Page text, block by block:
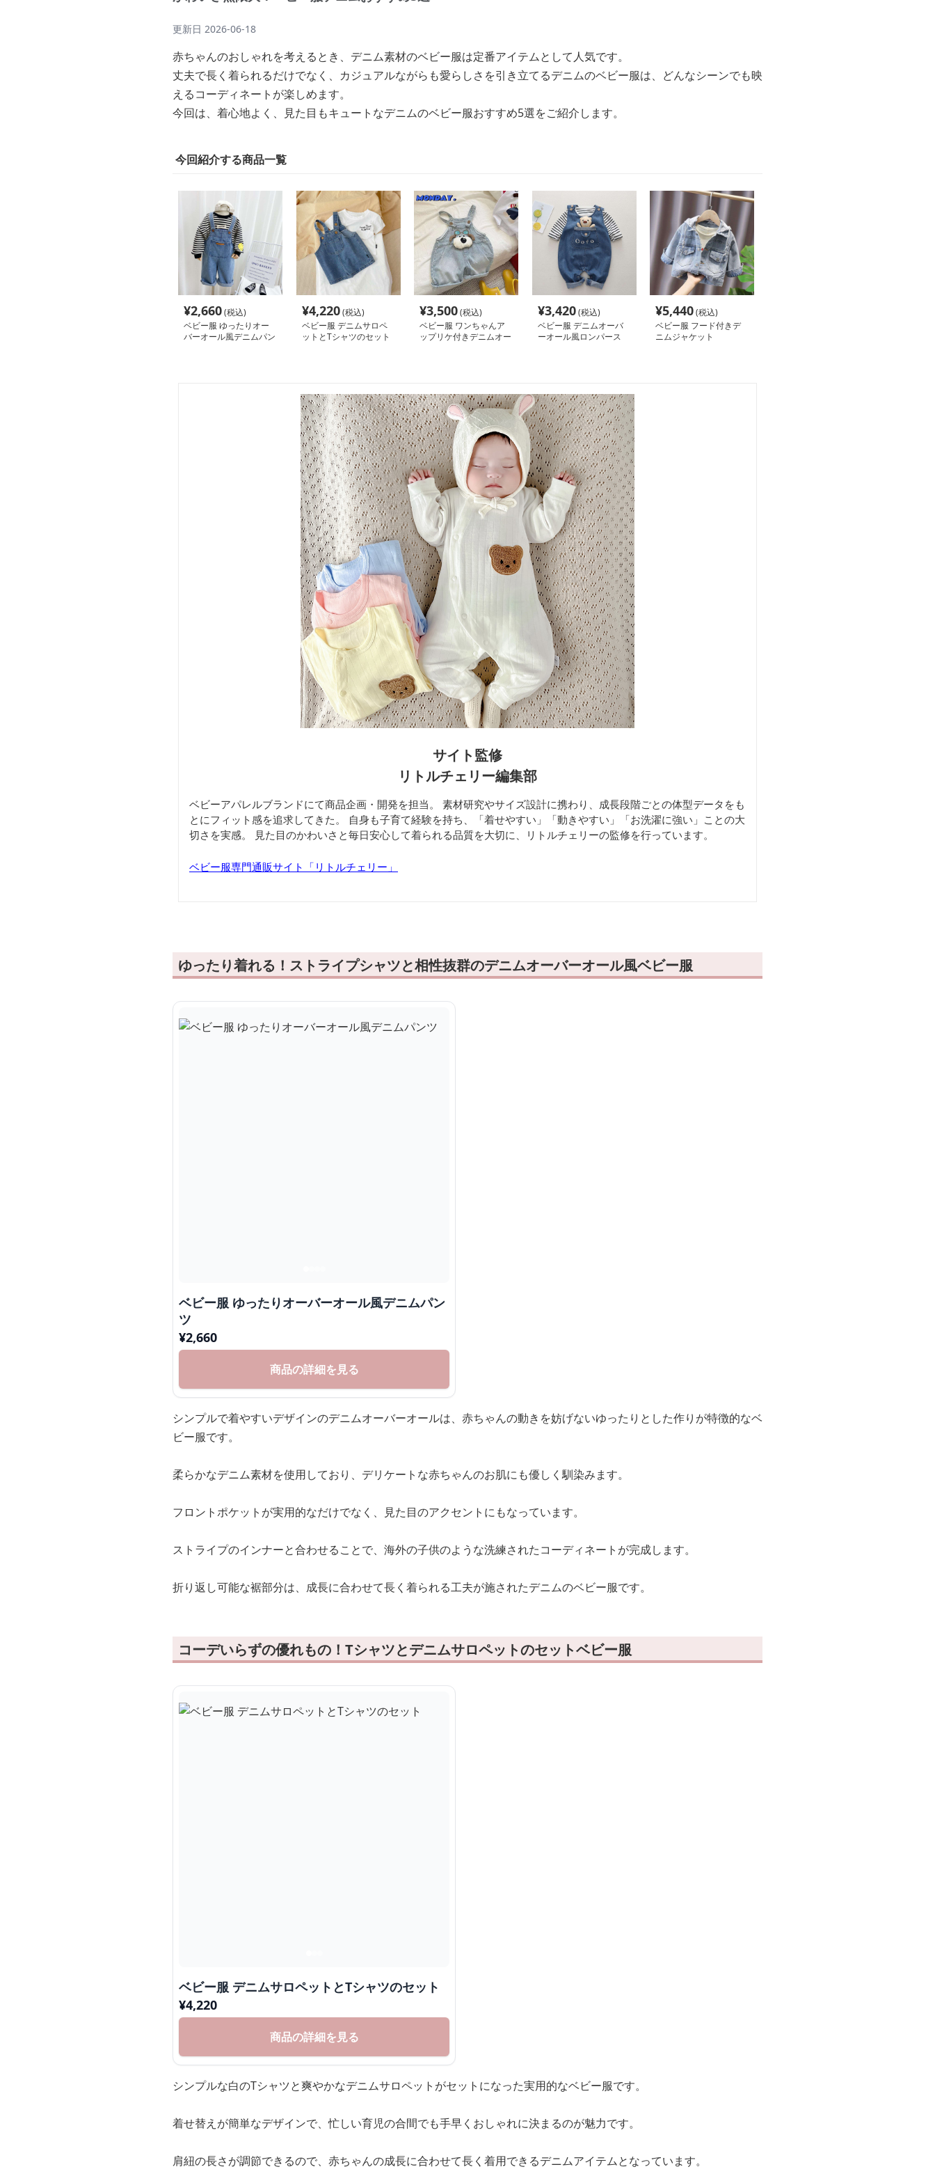
更新日 2026-06-18
赤ちゃんのおしゃれを考えるとき、デニム素材のベビー服は定番アイテムとして人気です。
丈夫で長く着られるだけでなく、カジュアルながらも愛らしさを引き立てるデニムのベビー服は、どんなシーンでも映
えるコーディネートが楽しめます。
今回は、着心地よく、見た目もキュートなデニムのベビー服おすすめ5選をご紹介します。
今回紹介する商品一覧
¥2,660(税込)
ベビー服 ゆったりオー
バーオール風デニムパン
¥4,220(税込)
ベビー服 デニムサロペ
ットとTシャツのセット
¥3,500(税込)
ベビー服 ワンちゃんア
ップリケ付きデニムオー
¥3,420(税込)
ベビー服 デニムオーバ
ーオール風ロンパース
¥5,440(税込)
ベビー服 フード付きデ
ニムジャケット
サイト監修
リトルチェリー編集部
ベビーアパレルブランドにて商品企画・開発を担当。 素材研究やサイズ設計に携わり、成長段階ごとの体型データをも
とにフィット感を追求してきた。 自身も子育て経験を持ち、「着せやすい」「動きやすい」「お洗濯に強い」ことの大
切さを実感。 見た目のかわいさと毎日安心して着られる品質を大切に、リトルチェリーの監修を行っています。
ベビー服専門通販サイト「リトルチェリー」
ゆったり着れる！ストライプシャツと相性抜群のデニムオーバーオール風ベビー服
ベビー服 ゆったりオーバーオール風デニムパン
ツ
¥2,660
商品の詳細を見る
シンプルで着やすいデザインのデニムオーバーオールは、赤ちゃんの動きを妨げないゆったりとした作りが特徴的なベ
ビー服です。
柔らかなデニム素材を使用しており、デリケートな赤ちゃんのお肌にも優しく馴染みます。
フロントポケットが実用的なだけでなく、見た目のアクセントにもなっています。
ストライプのインナーと合わせることで、海外の子供のような洗練されたコーディネートが完成します。
折り返し可能な裾部分は、成長に合わせて長く着られる工夫が施されたデニムのベビー服です。
コーデいらずの優れもの！Tシャツとデニムサロペットのセットベビー服
ベビー服 デニムサロペットとTシャツのセット
¥4,220
商品の詳細を見る
シンプルな白のTシャツと爽やかなデニムサロペットがセットになった実用的なベビー服です。
着せ替えが簡単なデザインで、忙しい育児の合間でも手早くおしゃれに決まるのが魅力です。
肩紐の長さが調節できるので、赤ちゃんの成長に合わせて長く着用できるデニムアイテムとなっています。